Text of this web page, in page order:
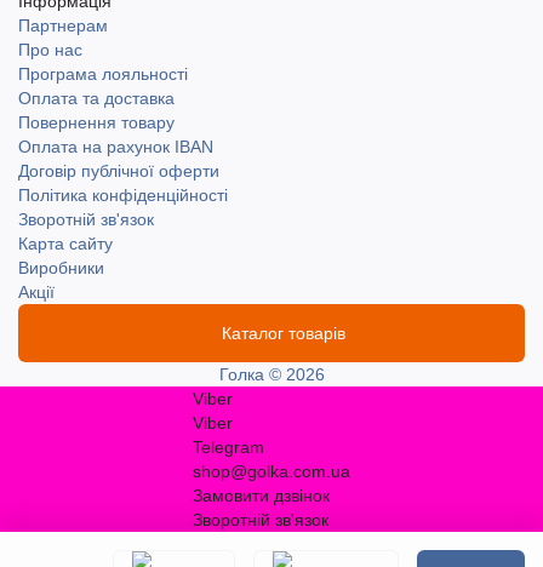
Партнерам
Про нас
Програма лояльності
Оплата та доставка
Повернення товару
Оплата на рахунок IBAN
Договір публічної оферти
Політика конфіденційності
Зворотній зв'язок
Карта сайту
Виробники
Акції
Каталог товарів
Голка © 2026
Viber
Viber
Telegram
shop@golka.com.ua
Замовити дзвінок
Зворотній зв'язок